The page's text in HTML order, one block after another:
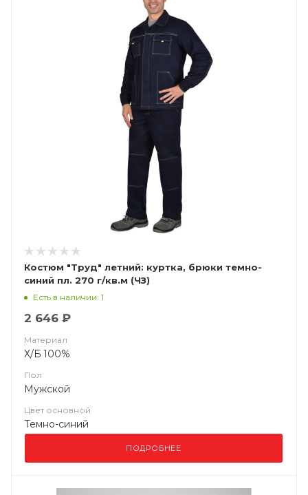
Костюм "Труд" летний: куртка, брюки темно-
синий пл. 270 г/кв.м (ЧЗ)
Есть в наличии: 1
2 646 ₽
Материал
Х/Б 100%
Пол
Мужской
Цвет основной
Темно-синий
ПОДРОБНЕЕ